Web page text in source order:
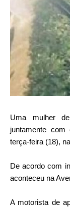
Uma mulher
juntamente
terça-feira (18),
De acordo com
aconteceu na
A motorista de